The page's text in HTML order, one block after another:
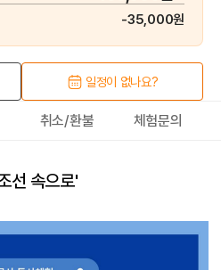
-35,000원
일정이 없나요?
취소/환불 체험문의
선 속으로'